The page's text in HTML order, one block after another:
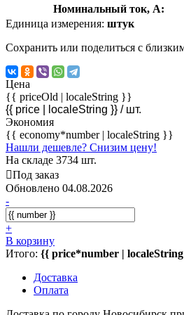
Номинальный ток, А:
Единица измерения: штук
Сохранить или поделиться с
Цена
{{ priceOld | localeString }}
{{ price | localeString }} / шт.
Экономия
{{ economy*number | localeString }}
Нашли дешевле? Снизим цену!
На складе 3734 шт.
Под заказ
Обновлено 04.08.2026
-
+
В корзину
Итого: {{ price*number |
Доставка
Оплата